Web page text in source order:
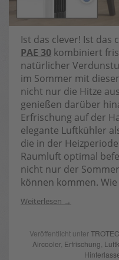
Ist das clever! Ist das
PAE 30 kombiniert
natürlicher
im Sommer mit
nicht nur die Hitze
genießen darüber
Erfrischung auf der
elegante Luftkühler
die in der
Raumluft optimal
nicht nur der
können kommen.
Weiterlesen
Veröffentlicht unterTROTEC
Aircooler, Erfrischung